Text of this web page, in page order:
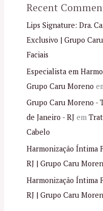
Recent
Lips Signature: Dra.
Exclusivo | Grupo
Faciais
Especialista em
Grupo Caru Moreno
Grupo Caru Moreno -
de Janeiro - RJem
Cabelo
Harmonização Íntima
RJ | Grupo Caru
Harmonização Íntima
RJ | Grupo Caru